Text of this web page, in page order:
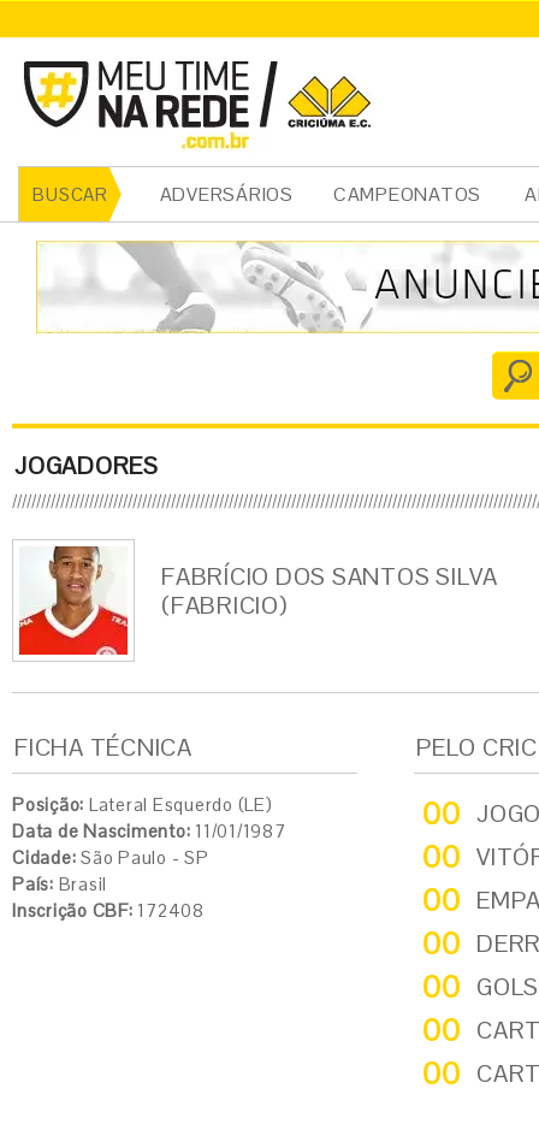
BUSCAR ADVERSÁRIOS CAMPEONATOS
JOGADORES
FABRÍCIO DOS SANTOS SILVA
(FABRICIO)
FICHA TÉCNICA
Posição: Lateral Esquerdo (LE)
Data de Nascimento: 11/01/1987
Cidade: São Paulo - SP
País: Brasil
Inscrição CBF: 172408
PELO
00
00
00
00
00
00
00